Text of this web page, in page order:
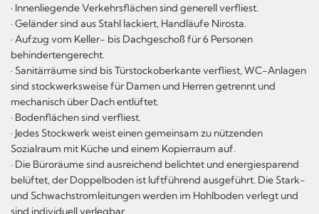
· Innenliegende Verkehrsflächen sind generell verfliest.
· Geländer sind aus Stahl lackiert, Handläufe Nirosta.
· Aufzug vom Keller- bis Dachgeschoß für 6 Personen
behindertengerecht.
· Sanitärräume sind bis Türstockoberkante verfliest, WC-Anlagen
sind stockwerksweise für Damen und Herren getrennt und
mechanisch über Dach entlüftet.
· Bodenflächen sind verfliest.
· Jedes Stockwerk weist einen gemeinsam zu nützenden
Sozialraum mit Küche und einem Kopierraum auf.
· Die Büroräume sind ausreichend belichtet und energiesparend
belüftet, der Doppelboden ist luftführend ausgeführt. Die Stark-
und Schwachstromleitungen werden im Hohlboden verlegt und
sind individuell verlegbar.